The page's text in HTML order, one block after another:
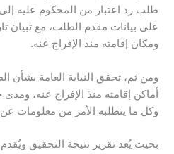
طلب رد اعتبار من المحكوم عليه إلى
على بيانات مقدم الطلب، مع تبيان
ومكان إقامته منذ الإفراج عنه.
ومن ثم، تحقق النيابة العامة بشأن
أماكن إقامته منذ الإفراج عنه،
وكل ما يتطلبه الأمر من معلومات
بحيث يُعد تقرير نتيجة التحقيق